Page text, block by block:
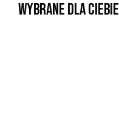
Wybrane dla Ciebie